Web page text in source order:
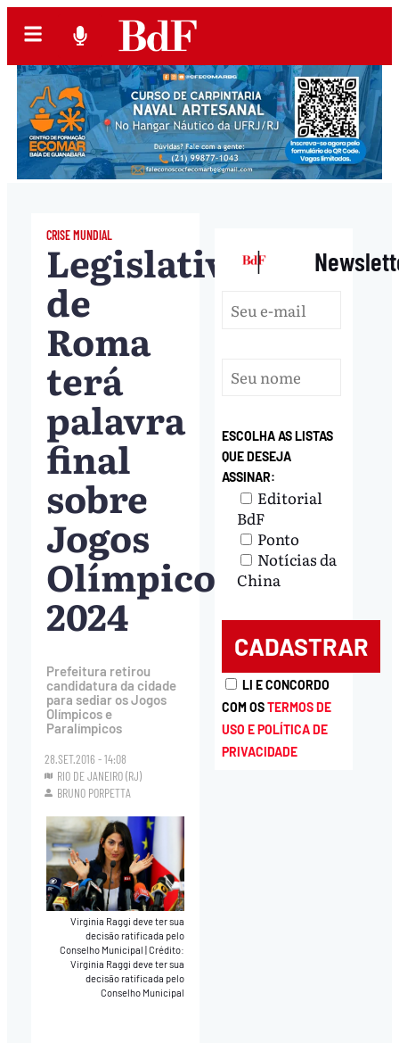
CRISE MUNDIAL
Legislativo
de
Roma
terá
palavra
final
sobre
Jogos
Olímpicos
2024
Prefeitura retirou
candidatura da cidade
para sediar os Jogos
Olímpicos e
Paralímpicos
28.SET.2016 - 14:08
RIO DE JANEIRO (RJ)
BRUNO PORPETTA
Virginia Raggi deve ter sua
decisão ratificada pelo
Conselho Municipal Crédito:
Virginia Raggi deve ter sua
decisão ratificada pelo
Conselho Municipal
|
ESCOLHA AS LISTAS
QUE DESEJA
ASSINAR:
Editorial
BdF
Ponto
Notícias da
China
LI E CONCORDO
COM OSTERMOS DE
USO E POLÍTICA DE
PRIVACIDADE